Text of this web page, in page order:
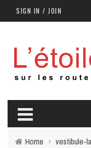
SIGN IN / JOIN
Home › vestibule-